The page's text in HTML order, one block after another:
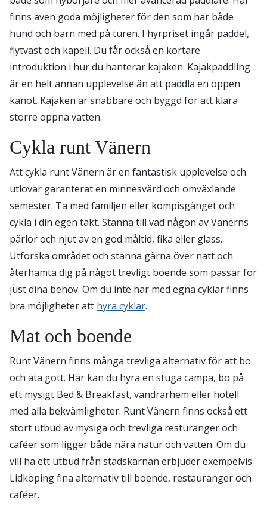
finns även goda möjligheter för den som har både
hund och barn med på turen. I hyrpriset ingår paddel,
flytväst och kapell. Du får också en kortare
introduktion i hur du hanterar kajaken. Kajakpaddling
är en helt annan upplevelse än att paddla en öppen
kanot. Kajaken är snabbare och byggd för att klara
större öppna vatten.
Cykla runt Vänern
Att cykla runt Vänern är en fantastisk upplevelse och
utlovar garanterat en minnesvärd och omväxlande
semester. Ta med familjen eller kompisgänget och
cykla i din egen takt. Stanna till vad någon av Vänerns
pärlor och njut av en god måltid, fika eller glass.
Utforska området och stanna gärna över natt och
återhämta dig på något trevligt boende som passar för
just dina behov. Om du inte har med egna cyklar finns
bra möjligheter att hyra cyklar.
Mat och boende
Runt Vänern finns många trevliga alternativ för att bo
och äta gott. Här kan du hyra en stuga campa, bo på
ett mysigt Bed & Breakfast, vandrarhem eller hotell
med alla bekvämligheter. Runt Vänern finns också ett
stort utbud av mysiga och trevliga resturanger och
caféer som ligger både nära natur och vatten. Om du
vill ha ett utbud från stadskärnan erbjuder exempelvis
Lidköping fina alternativ till boende, restauranger och
caféer.